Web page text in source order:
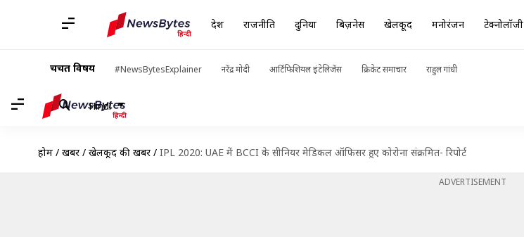
देश राजनीति दुनिया बिज़नेस खेलकूद मनोरंजन टेक्नोलॉजी
चर्चित विषय #NewsBytesExplainer नरेंद्र मोदी आर्टिफिशियल इंटेलिजेंस क्रिकेट समाचार राहुल गांधी
Hindi
होम / खबरें / खेलकूद की खबरें / IPL 2020: UAE में BCCI के सीनियर मेडिकल ऑफिसर हुए कोरोना संक्रमित- रिपोर्ट
ADVERTISEMENT